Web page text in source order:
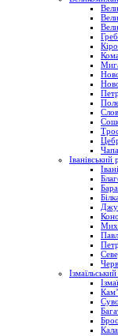
Іванівський